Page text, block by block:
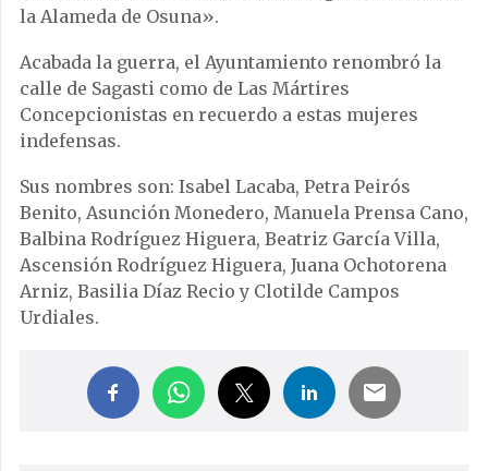
la Alameda de Osuna».
Acabada la guerra, el Ayuntamiento renombró la
calle de Sagasti como de Las Mártires
Concepcionistas en recuerdo a estas mujeres
indefensas.
Sus nombres son: Isabel Lacaba, Petra Peirós
Benito, Asunción Monedero, Manuela Prensa Cano,
Balbina Rodríguez Higuera, Beatriz García Villa,
Ascensión Rodríguez Higuera, Juana Ochotorena
Arniz, Basilia Díaz Recio y Clotilde Campos
Urdiales.